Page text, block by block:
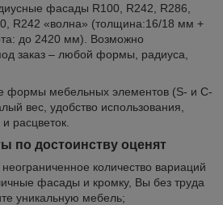
фасады R100, R242, R286,
R242 «волна» (толщина:16/18 мм +
до 2420 мм). Возможно
заказ – любой формы, радиуса,
формы мебельных элементов (S- и C-
вес, удобство использования,
расцветок.
по достоинству оценят
количество вариаций
фасады и кромку, Вы без труда
уникальную мебель;